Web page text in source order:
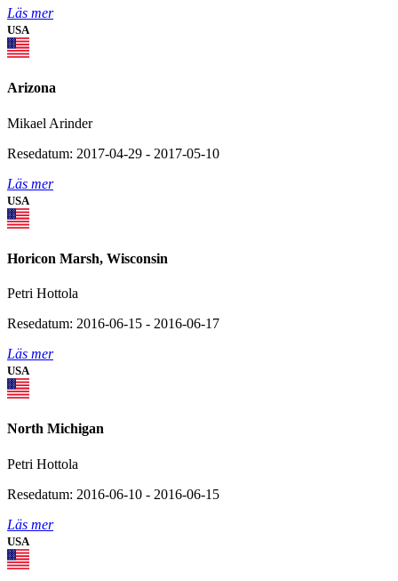
Läs mer
USA
Arizona
Mikael Arinder
Resedatum: 2017-04-29 - 2017-05-10
Läs mer
USA
Horicon Marsh, Wisconsin
Petri Hottola
Resedatum: 2016-06-15 - 2016-06-17
Läs mer
USA
North Michigan
Petri Hottola
Resedatum: 2016-06-10 - 2016-06-15
Läs mer
USA